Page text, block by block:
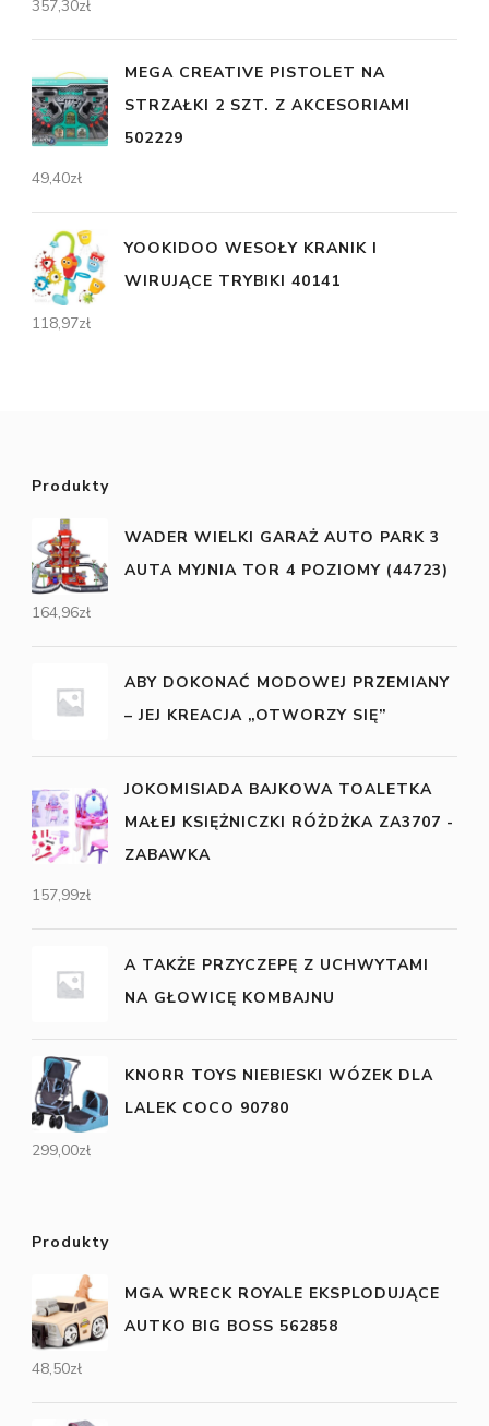
357,30zł
MEGA CREATIVE PISTOLET NA
STRZAŁKI 2 SZT. Z AKCESORIAMI
502229
49,40zł
YOOKIDOO WESOŁY KRANIK I
WIRUJĄCE TRYBIKI 40141
118,97zł
Produkty
WADER WIELKI GARAŻ AUTO PARK 3
AUTA MYJNIA TOR 4 POZIOMY (44723)
164,96zł
ABY DOKONAĆ MODOWEJ PRZEMIANY
– JEJ KREACJA „OTWORZY SIĘ”
JOKOMISIADA BAJKOWA TOALETKA
MAŁEJ KSIĘŻNICZKI RÓŻDŻKA ZA3707 -
ZABAWKA
157,99zł
A TAKŻE PRZYCZEPĘ Z UCHWYTAMI
NA GŁOWICĘ KOMBAJNU
KNORR TOYS NIEBIESKI WÓZEK DLA
LALEK COCO 90780
299,00zł
Produkty
MGA WRECK ROYALE EKSPLODUJĄCE
AUTKO BIG BOSS 562858
48,50zł